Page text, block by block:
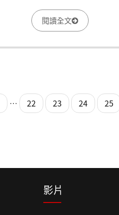
內心的恐懼、開心享受挑戰。 看到我
們的照片了嗎??攀岩好像我們在人生
閱讀全文
… 22 23 24 25
影片